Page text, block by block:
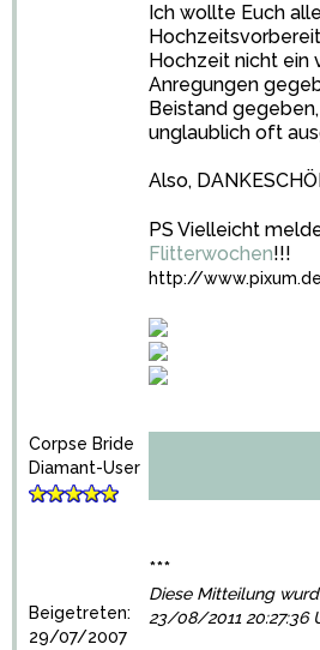
Ich wollte Euch
Hochzeit nicht ein
Anregungen
Beistand
unglaublich oft
Also,
PS Vielleicht
Flitterwochen!!!
http://
Corpse Bride
Diamant-User
Beigetreten:
29/07/2007
***
Diese Mitteilung
23/08/2011 20:27:36